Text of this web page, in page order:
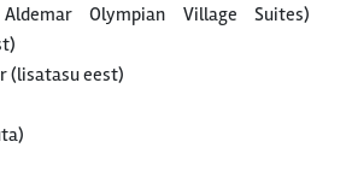
Olympian Village Suites)
(lisatasu eest)